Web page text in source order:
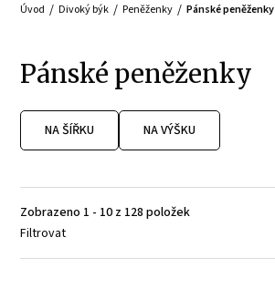
Úvod Divoký býk Peněženky Pánské peněženky
Pánské peněženky
NA ŠÍŘKU NA VÝŠKU
Zobrazeno 1 - 10 z 128 položek
Filtrovat